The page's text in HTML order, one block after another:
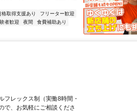
格取得支援あり
フリーター歓迎
者歓迎 夜間
食費補助あり
フレックス制（実働8時間・
で、お気軽にご相談くださ